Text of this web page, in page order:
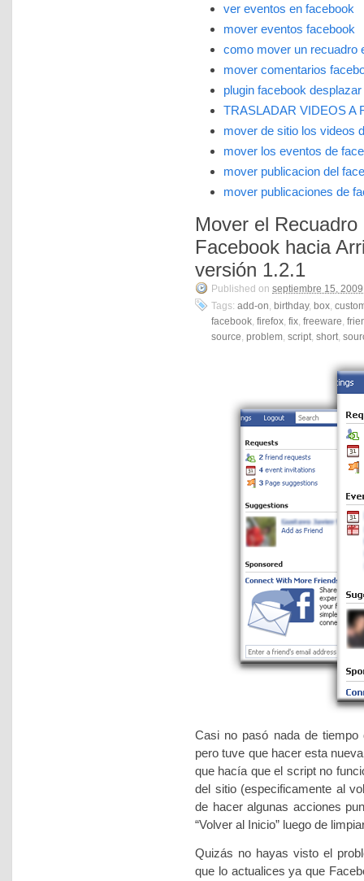
ver eventos en facebook
mover eventos facebook
como mover un recuadro
mover comentarios
plugin facebook
TRASLADAR VIDEOS A
mover de sitio los videos
mover los eventos de
mover publicacion del
mover publicaciones de
Mover el
Facebook hacia
versión 1.2.1
Published on septiembre 15, 2009
Tags: add-on, birthday, box,
facebook, firefox, fix, freeware,
source, problem, script, short,
Casi no pasó nada de
pero tuve que hacer esta
que hacía que el script no
del sitio (especificamente al
de hacer algunas acciones
“Volver al Inicio” luego de
Quizás no hayas visto el
que lo actualices ya que